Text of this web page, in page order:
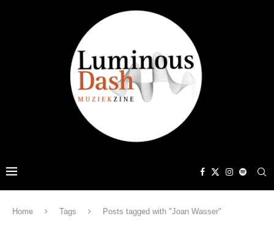
Home Tags Posts tagged with "Joan Wasser"